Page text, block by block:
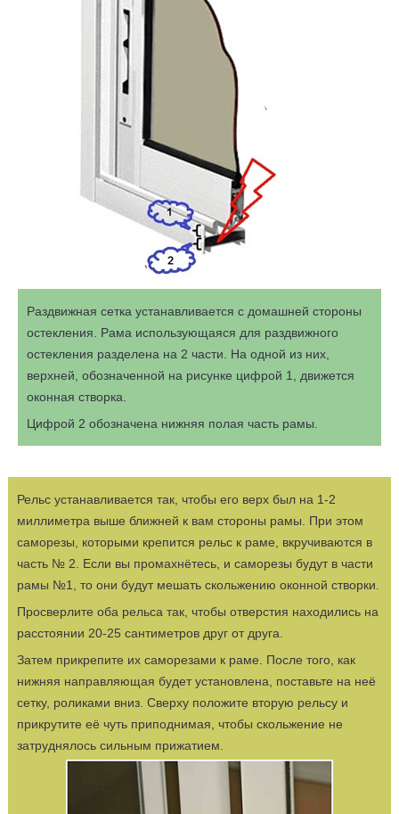
Раздвижная сетка устанавливается с домашней стороны
остекления. Рама использующаяся для раздвижного
остекления разделена на 2 части. На одной из них,
верхней, обозначенной на рисунке цифрой 1, движется
оконная створка.
Цифрой 2 обозначена нижняя полая часть рамы.
Рельс устанавливается так, чтобы его верх был на 1-2
миллиметра выше ближней к вам стороны рамы. При этом
саморезы, которыми крепится рельс к раме, вкручиваются в
часть № 2. Если вы промахнётесь, и саморезы будут в части
рамы №1, то они будут мешать скольжению оконной створки.
Просверлите оба рельса так, чтобы отверстия находились на
расстоянии 20-25 сантиметров друг от друга.
Затем прикрепите их саморезами к раме. После того, как
нижняя направляющая будет установлена, поставьте на неё
сетку, роликами вниз. Сверху положите вторую рельсу и
прикрутите её чуть приподнимая, чтобы скольжение не
затруднялось сильным прижатием.